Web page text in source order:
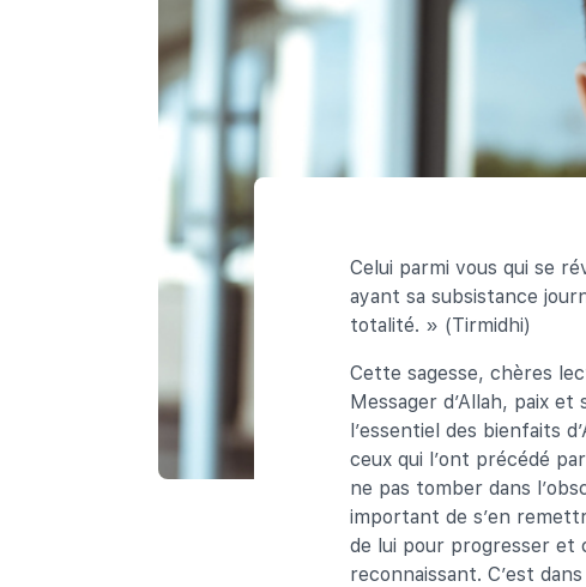
Celui parmi vous qui se
ayant sa subsistance
totalité. » (Tirmidhi)
Cette sagesse, chères
Messager d’Allah, paix
l’essentiel des bienfaits
ceux qui l’ont précédé
ne pas tomber dans
important de s’en
de lui pour progresser et
reconnaissant. C’est